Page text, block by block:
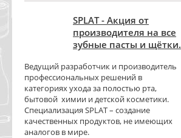
SPLAT - Акция от
производителя на все
зубные пасты и щётки.
Ведущий разработчик и производитель
профессиональных решений в
категориях ухода за полостью рта,
бытовой химии и детской косметики.
Специализация SPLAT – создание
качественных продуктов, не имеющих
аналогов в мире.